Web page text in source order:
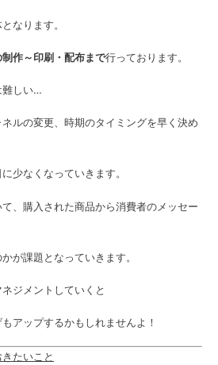
なります。
作～印刷・配布まで行っております。
難しい…
ルの変更、時期のタイミングを早く決め
少なくなっていきます。
、購入された商品から消費者のメッセー
が課題となっていきます。
ジメントしていくと
アップするかもしれませんよ！
たいこと